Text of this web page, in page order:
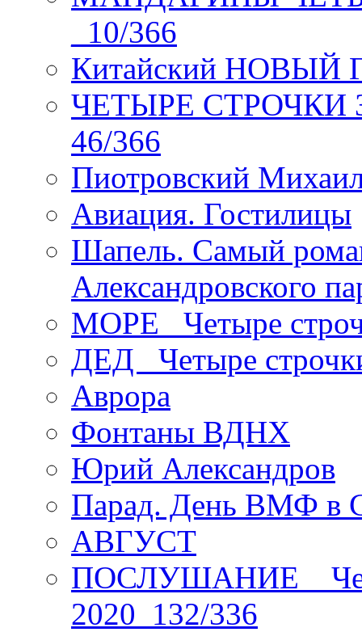
_10/366
Китайский НОВЫЙ
ЧЕТЫРЕ СТРОЧКИ
46/366
Пиотровский
Авиация. Гостилицы
Шапель. Самый
Александровского
МОРЕ _Четыре
ДЕД _Четыре
Аврора
Фонтаны ВДНХ
Юрий Александров
Парад. День ВМФ в
АВГУСТ
ПОСЛУШАНИЕ _
2020_132/336